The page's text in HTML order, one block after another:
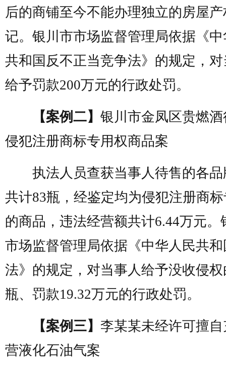
后的商铺至今不能办理独立的房屋
记。银川市市场监督管理局依据《
共和国反不正当竞争法》的规定，
给予罚款200万元的行政处罚。
【案例二】 银川市金凤区贵燃
侵犯注册商标专用权商品案
执法人员查获当事人待售的各品
共计83瓶，经鉴定均为侵犯注册商
的商品，违法经营额共计6.44万元。
市场监督管理局依据《中华人民共
法》的规定，对当事人给予没收侵权
瓶、罚款19.32万元的行政处罚。
【案例三】 李某某未经许可擅
营液化石油气案